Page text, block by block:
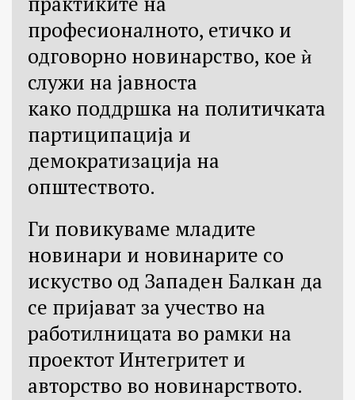
професионалното, етичко и
одговорно новинарство, кое ѝ
служи на јавноста
како поддршка на политичката
партиципација и
демократизација на
општеството.
Ги повикуваме младите
новинари и новинарите со
искуство од Запaден Балкан да
се пријават за учество на
работилницата во рамки на
проектот Интегритет и
авторство во новинарството.